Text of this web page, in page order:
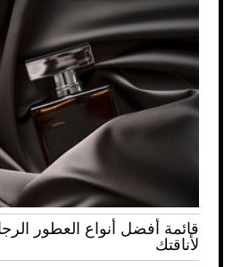
قائمة أفضل أنواع العطور
لأناقتك